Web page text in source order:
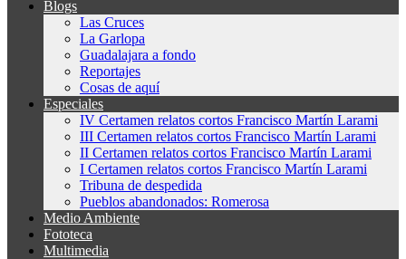
Blogs
Las Cruces
La Garlopa
Guadalajara a fondo
Reportajes
Cosas de aquí
Especiales
IV Certamen relatos cortos Francisco Martín Larami
III Certamen relatos cortos Francisco Martín Larami
II Certamen relatos cortos Francisco Martín Larami
I Certamen relatos cortos Francisco Martín Larami
Tribuna de despedida
Pueblos abandonados: Romerosa
Medio Ambiente
Fototeca
Multimedia